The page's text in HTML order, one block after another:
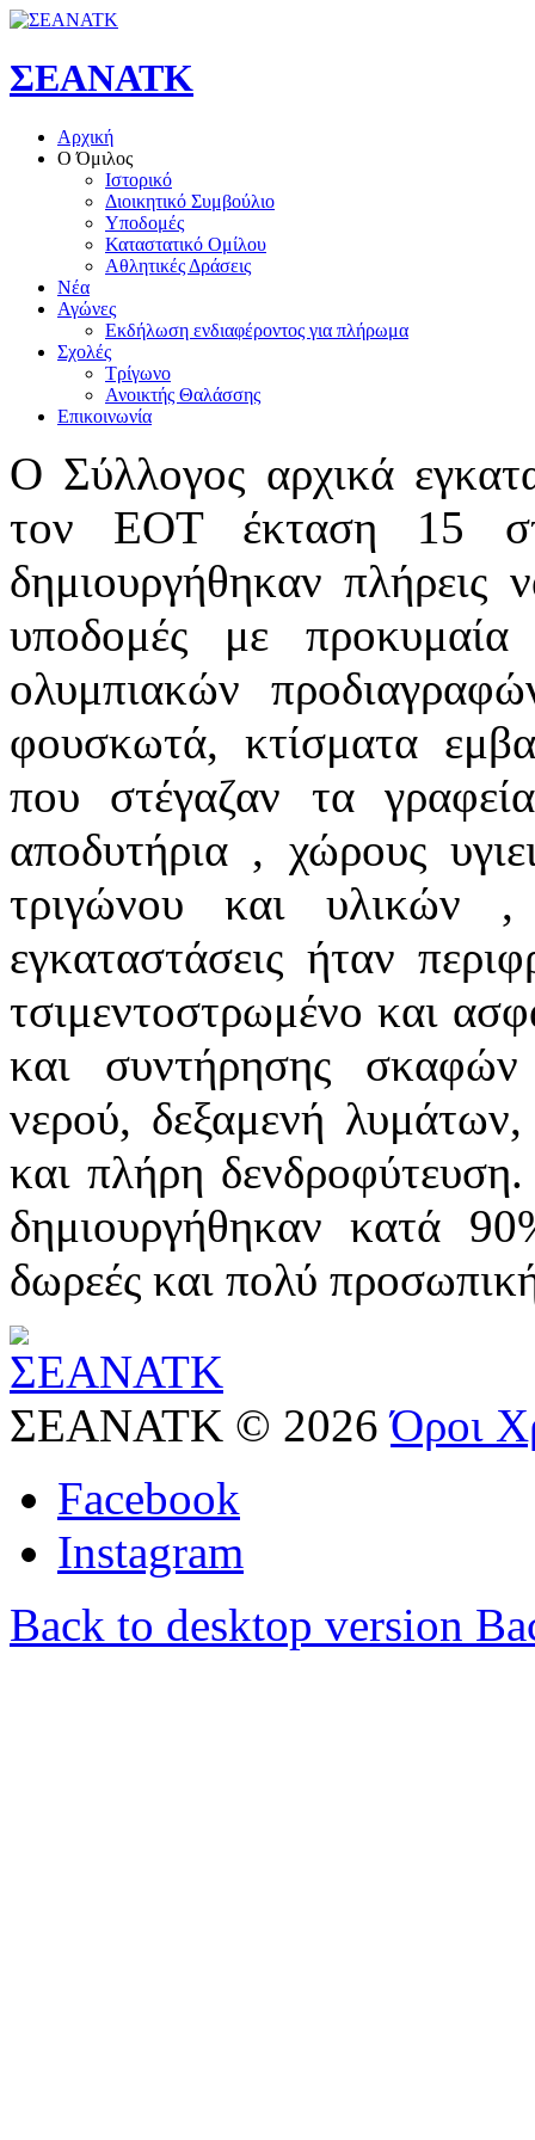
ΣΕΑΝΑΤΚ
Αρχική
Ο Όμιλος
Ιστορικό
Διοικητικό Συμβούλιο
Υποδομές
Καταστατικό Ομίλου
Αθλητικές Δράσεις
Νέα
Αγώνες
Εκδήλωση ενδιαφέροντος για πλήρωμα
Σχολές
Τρίγωνο
Ανοικτής Θαλάσσης
Επικοινωνία
Ο Σύλλογος αρχικά
τον ΕΟΤ έκταση 15
δημιουργήθηκαν πλήρεις
υποδομές με
ολυμπιακών
φουσκωτά, κτίσματα
που στέγαζαν τα
αποδυτήρια , χώρους
τριγώνου και υλικών
εγκαταστάσεις ήταν
τσιμεντοστρωμένο και
και συντήρησης σκαφών
νερού, δεξαμενή
και πλήρη
δημιουργήθηκαν κατά
δωρεές και πολύ
ΣΕΑΝΑΤΚ © 2026 Όροι
Facebook
Instagram
Back to desktop version